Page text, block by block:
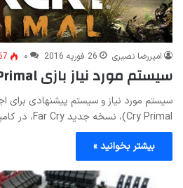
امیررضا نصیری 26 فوریه 2016 ۰
سیستم مورد نیاز بازی Far Cry Primal
Cry Primal)، نسخه جدید Far Cry، در کامپیوتر.…
بیشتر بخوانید »